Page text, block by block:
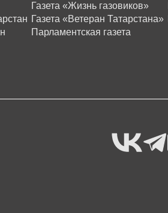
Газета «Жизнь газовиков»
Газета «Ветеран Татарстана»
Парламентская газета